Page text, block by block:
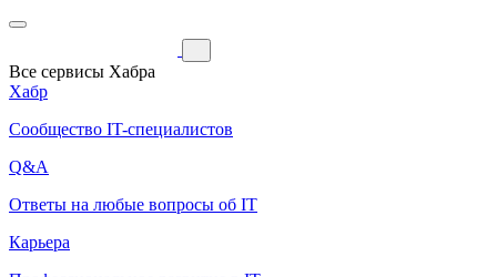
Все сервисы Хабра
Хабр
Сообщество IT-специалистов
Q&A
Ответы на любые вопросы об IT
Карьера